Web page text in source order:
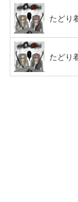
たどり
たどり